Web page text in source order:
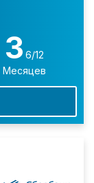
3 6/12
Месяцев